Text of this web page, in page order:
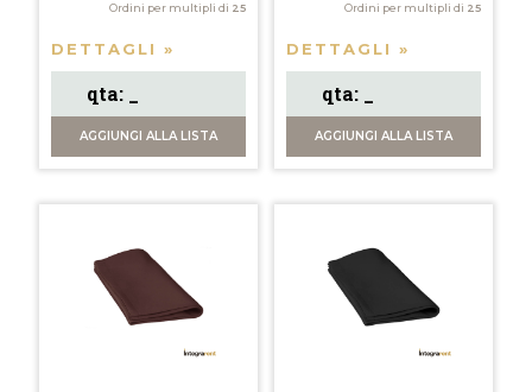
Ordini per multipli di 25
DETTAGLI »
AGGIUNGIALLA LISTA
Ordini per multipli di 25
DETTAGLI »
AGGIUNGI ALLA LISTA